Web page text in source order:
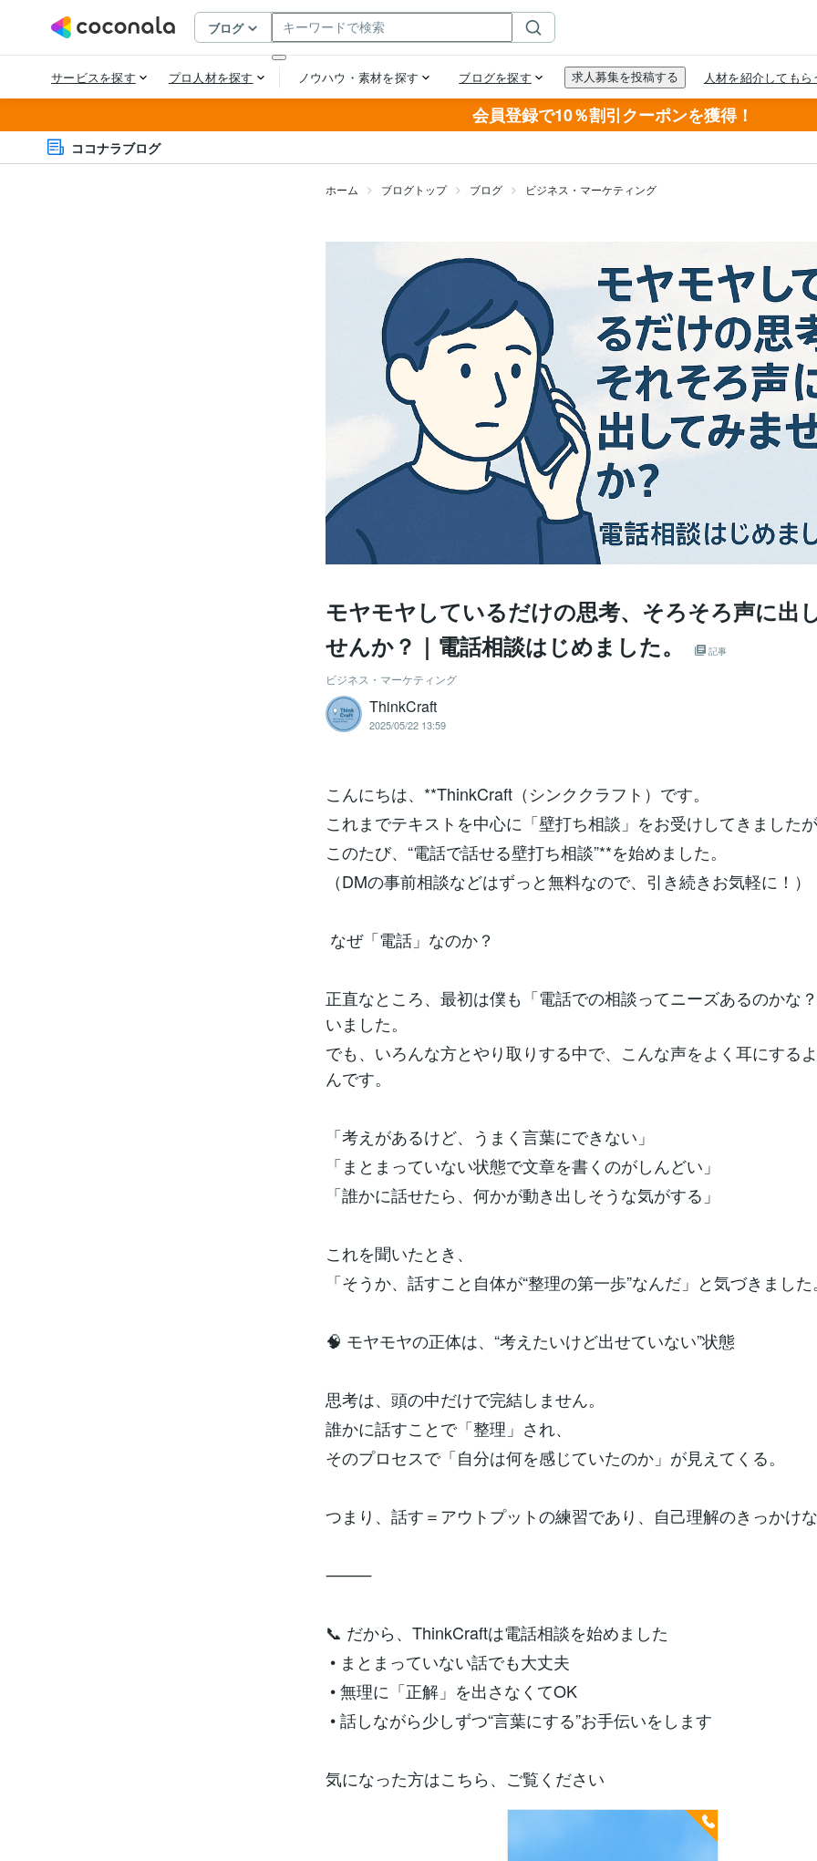
会員登録で10％割引クーポンを獲得！
ココナラブログ
ホーム ブログトップ ブログ ビジネス・マーケティング
モヤモヤしているだけの思考、そろそろ声に出
せんか？｜電話相談はじめました。
記事
ビジネス・マーケティング
ThinkCraft
2025/05/22 13:59
こんにちは、**ThinkCraft（シンククラフト）です。
これまでテキストを中心に「壁打ち相談」をお受けしてきました
このたび、“電話で話せる壁打ち相談”**を始めました。
（DMの事前相談などはずっと無料なので、引き続きお気軽に！）
なぜ「電話」なのか？
正直なところ、最初は僕も「電話での相談ってニーズあるのかな
いました。
でも、いろんな方とやり取りする中で、こんな声をよく耳にする
んです。
「考えがあるけど、うまく言葉にできない」
「まとまっていない状態で文章を書くのがしんどい」
「誰かに話せたら、何かが動き出しそうな気がする」
これを聞いたとき、
「そうか、話すこと自体が“整理の第一歩”なんだ」と気づきまし
🧠 モヤモヤの正体は、“考えたいけど出せていない”状態
思考は、頭の中だけで完結しません。
誰かに話すことで「整理」され、
そのプロセスで「自分は何を感じていたのか」が見えてくる。
つまり、話す＝アウトプットの練習であり、自己理解のきっかけ
⸻
📞 だから、ThinkCraftは電話相談を始めました
• まとまっていない話でも大丈夫
• 無理に「正解」を出さなくてOK
• 話しながら少しずつ“言葉にする”お手伝いをします
気になった方はこちら、ご覧ください